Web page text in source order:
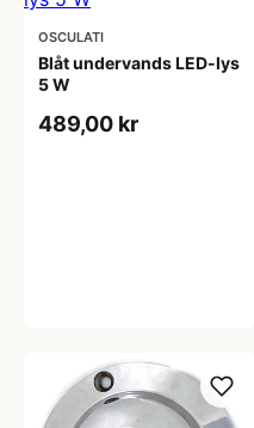
OSCULATI
Blåt undervands LED-lys
5 W
489,00 kr